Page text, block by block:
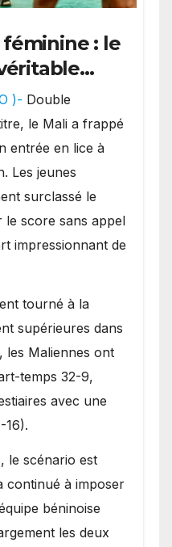
: le
inflige
au
)- Double
le Mali a frappé
entrée en lice à
Les jeunes
surclassé le
le score sans appel
impressionnant de
tourné à la
supérieures dans
les Maliennes ont
temps 32-9,
avec une
16).
le scénario est
continué à imposer
béninoise
les deux